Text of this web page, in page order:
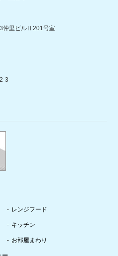
仲里ビルⅡ201号室
3
レンジフード
キッチン
お部屋まわり